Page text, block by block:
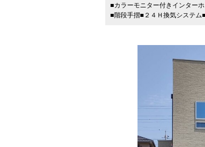
■カラーモニター付きインターホ
■階段手摺■２４Ｈ換気システム